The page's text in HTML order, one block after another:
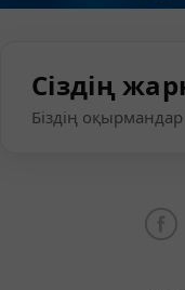
Сіздің
Біздің оқырмандар